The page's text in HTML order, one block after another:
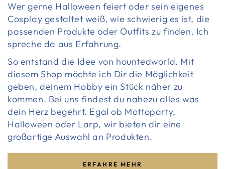
Wer gerne Halloween feiert oder sein eigenes
Cosplay gestaltet weiß, wie schwierig es ist, die
passenden Produkte oder Outfits zu finden. Ich
spreche da aus Erfahrung.
So entstand die Idee von hountedworld. Mit
diesem Shop möchte ich Dir die Möglichkeit
geben, deinem Hobby ein Stück näher zu
kommen. Bei uns findest du nahezu alles was
dein Herz begehrt. Egal ob Mottoparty,
Halloween oder Larp, wir bieten dir eine
großartige Auswahl an Produkten.
ERFAHRE MEHR